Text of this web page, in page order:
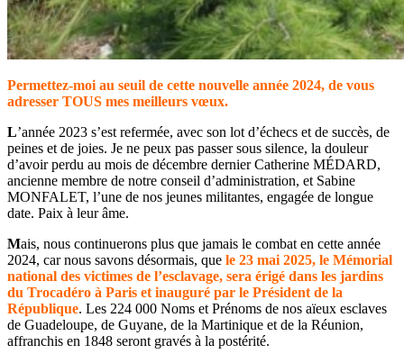
Permettez-moi au seuil de cette nouvelle année 2024, de vous
adresser TOUS mes meilleurs vœux.
L’année 2023 s’est refermée, avec son lot d’échecs et de succès, de
peines et de joies. Je ne peux pas passer sous silence, la douleur
d’avoir perdu au mois de décembre dernier Catherine MÉDARD,
ancienne membre de notre conseil d’administration, et Sabine
MONFALET, l’une de nos jeunes militantes, engagée de longue
date. Paix à leur âme.
Mais, nous continuerons plus que jamais le combat en cette année
2024, car nous savons désormais, que le 23 mai 2025, le Mémorial
national des victimes de l’esclavage, sera érigé dans les jardins
du Trocadéro à Paris et inauguré par le Président de la
République. Les 224 000 Noms et Prénoms de nos aïeux esclaves
de Guadeloupe, de Guyane, de la Martinique et de la Réunion,
affranchis en 1848 seront gravés à la postérité.